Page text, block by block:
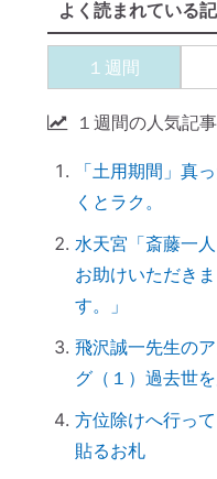
【開運おそう
く」スポンジ
【ご感想｜カ
しました
に癒すのがコ
産土神社に参
ッチ」が入る
引き寄せられ
書き換え・癒
【ご感想｜カ
も癒してもら
最適時期です
「氏神神社」
よく読まれている
１週間
１週間の人気記事
「土用期間」真
くとラク。
水天宮「斎藤一
お助けいただき
す。」
飛沢誠一先生の
グ（１）過去世
方位除けへ行っ
貼るお札